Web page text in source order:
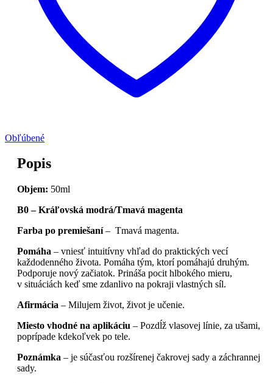
Obľúbené
Popis
Objem: 50ml
B0 – Kráľovská modrá/Tmavá magenta
Farba po premiešaní– Tmavá magenta.
Pomáha – vniesť intuitívny vhľad do praktických vecí
každodenného života. Pomáha tým, ktorí pomáhajú druhým.
Podporuje nový začiatok. Prináša pocit hlbokého mieru,
v situáciách keď sme zdanlivo na pokraji vlastných síl.
Afirmácia – Milujem život, život je učenie.
Miesto vhodné na aplikáciu – Pozdĺž vlasovej línie, za ušami,
poprípade kdekoľvek po tele.
Poznámka – je súčasťou rozšírenej čakrovej sady a záchrannej
sady.